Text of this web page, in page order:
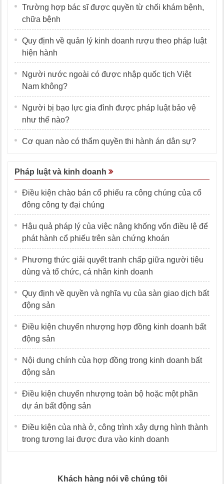
Trường hợp bác sĩ được quyền từ chối khám bệnh,
chữa bệnh
Quy định về quản lý kinh doanh rượu theo pháp luật
hiện hành
Người nước ngoài có được nhập quốc tịch Việt
Nam không?
Người bị bạo lực gia đình được pháp luật bảo vệ
như thế nào?
Cơ quan nào có thẩm quyền thi hành án dân sự?
Pháp luật và kinh doanh
Điều kiện chào bán cổ phiếu ra công chúng của cổ
đông công ty đại chúng
Hậu quả pháp lý của việc nâng khống vốn điều lệ để
phát hành cổ phiếu trên sàn chứng khoán
Phương thức giải quyết tranh chấp giữa người tiêu
dùng và tổ chức, cá nhân kinh doanh
Quy định về quyền và nghĩa vụ của sàn giao dịch bất
động sản
Điều kiện chuyển nhượng hợp đồng kinh doanh bất
động sản
Nội dung chính của hợp đồng trong kinh doanh bất
động sản
Điều kiện chuyển nhượng toàn bộ hoặc một phần
dự án bất động sản
Điều kiện của nhà ở, công trình xây dựng hình thành
trong tương lai được đưa vào kinh doanh
Khách hàng nói về chúng tôi